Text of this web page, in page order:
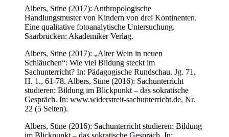
Albers, Stine (2017): Anthropologische
Handlungsmuster von Kindern von drei Kontinenten.
Eine qualitative fotoanalytische Untersuchung.
Saarbrücken: Akademiker Verlag.
Albers, Stine (2017): „Alter Wein in neuen
Schläuchen“: Wie viel Bildung steckt im
Sachunterricht? In: Pädagogische Rundschau. Jg. 71,
H. 1., 61-78. Albers, Stine (2016): Sachunterricht
studieren: Bildung im Blickpunkt – das sokratische
Gespräch. In: www.widerstreit-sachunterricht.de, Nr.
22 (5 Seiten).
Albers, Stine (2016): Sachunterricht studieren: Bildung